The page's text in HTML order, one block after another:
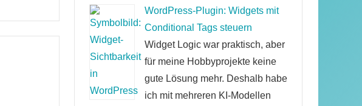
WordPress-Plugin: Widgets mit
Conditional Tags steuern
Widget Logic war praktisch, aber
für meine Hobbyprojekte keine
gute Lösung mehr. Deshalb habe
ich mit mehreren KI-Modellen